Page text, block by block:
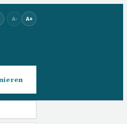
A- A+